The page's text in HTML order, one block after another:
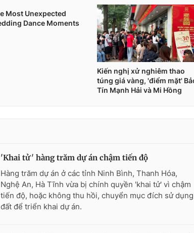
'Khai tử' hàng trăm dự án chậm tiến độ
Hàng trăm dự án ở các tỉnh Ninh Bình, Thanh Hóa,
Nghệ An, Hà Tĩnh vừa bị chính quyền 'khai tử' vì chậm
tiến độ, hoặc không thu hồi, chuyển mục đích sử dụng
đất để triển khai dự án.